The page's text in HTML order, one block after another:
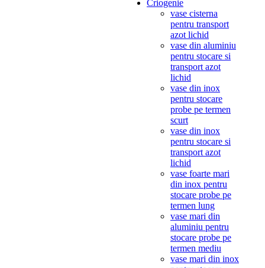
Criogenie
vase cisterna
pentru transport
azot lichid
vase din aluminiu
pentru stocare si
transport azot
lichid
vase din inox
pentru stocare
probe pe termen
scurt
vase din inox
pentru stocare si
transport azot
lichid
vase foarte mari
din inox pentru
stocare probe pe
termen lung
vase mari din
aluminiu pentru
stocare probe pe
termen mediu
vase mari din inox